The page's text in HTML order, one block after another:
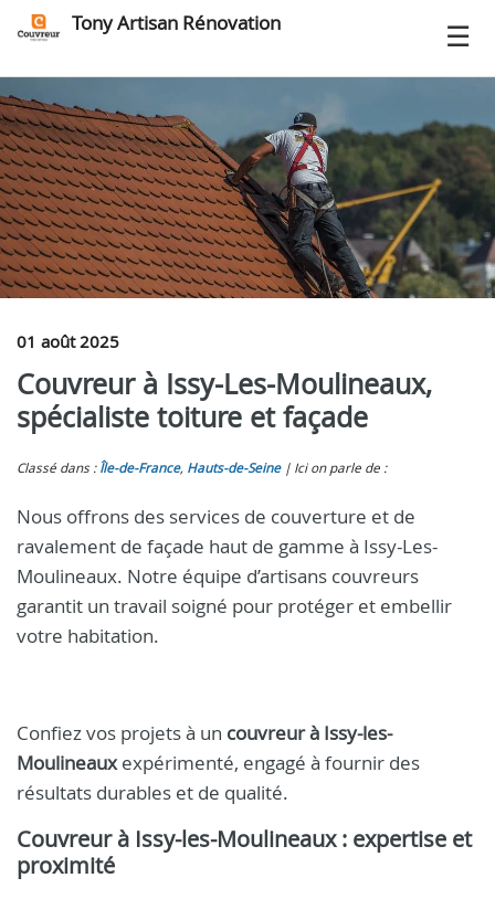
Tony Artisan Rénovation
01 août 2025
Couvreur à Issy-Les-Moulineaux,
spécialiste toiture et façade
Classé dans : Île-de-France, Hauts-de-Seine Ici on parle de :
Nous offrons des services de couverture et de
ravalement de façade haut de gamme à Issy-Les-
Moulineaux. Notre équipe d’artisans couvreurs
garantit un travail soigné pour protéger et embellir
votre habitation.
Confiez vos projets à un couvreur à Issy-les-
Moulineauxexpérimenté, engagé à fournir des
résultats durables et de qualité.
Couvreur à Issy-les-Moulineaux: expertise et
proximité